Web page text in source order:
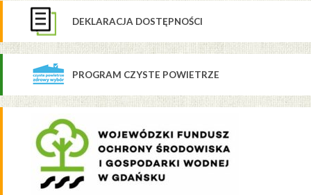
DEKLARACJA DOSTĘPNOŚCI
PROGRAM CZYSTE POWIETRZE